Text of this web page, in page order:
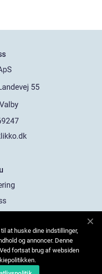
oss
at huske dine indstillinger,
og annoncer. Denne
fortsat brug af websiden